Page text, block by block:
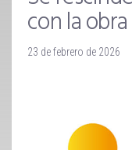
con la
23 de febrero de 2026